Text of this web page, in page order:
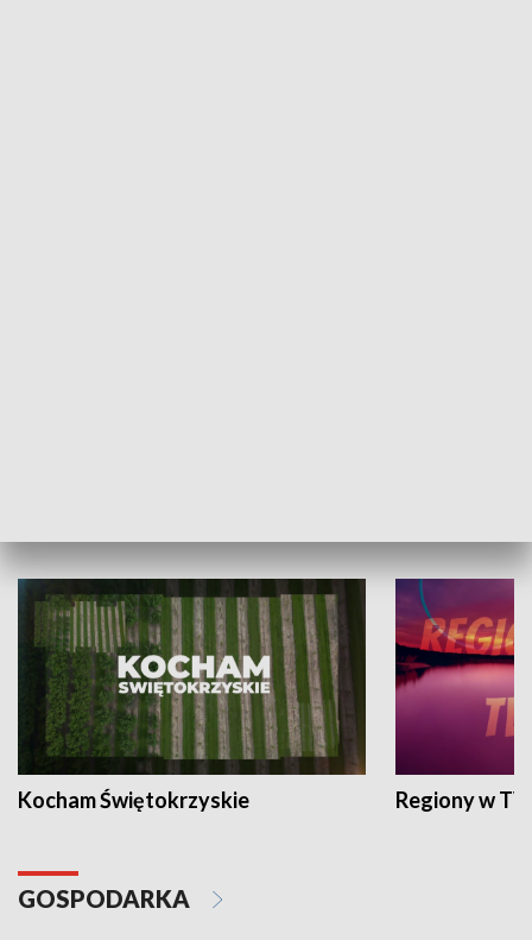
Kocham Świętokrzyskie Regiony w
GOSPODARKA